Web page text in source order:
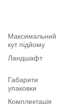
Максимальний
кут підйому
Ландшафт
Габарити
упаковки
Комплектація